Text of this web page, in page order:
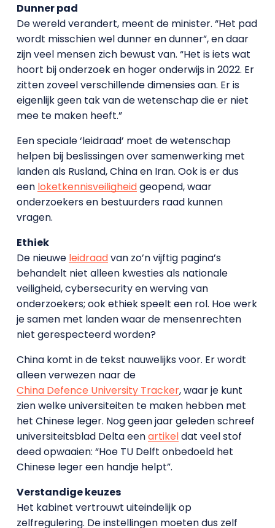
Dunner pad
De wereld verandert, meent de minister. “Het pad
wordt misschien wel dunner en dunner”, en daar
zijn veel mensen zich bewust van. “Het is iets wat
hoort bij onderzoek en hoger onderwijs in 2022. Er
zitten zoveel verschillende dimensies aan. Er is
eigenlijk geen tak van de wetenschap die er niet
mee te maken heeft.”
Een speciale ‘leidraad’ moet de wetenschap
helpen bij beslissingen over samenwerking met
landen als Rusland, China en Iran. Ook is er dus
een loketkennisveiligheidgeopend, waar
onderzoekers en bestuurders raad kunnen
vragen.
Ethiek
De nieuwe leidraadvan zo’n vijftig pagina’s
behandelt niet alleen kwesties als nationale
veiligheid, cybersecurity en werving van
onderzoekers; ook ethiek speelt een rol. Hoe werk
je samen met landen waar de mensenrechten
niet gerespecteerd worden?
China komt in de tekst nauwelijks voor. Er wordt
alleen verwezen naar de
China Defence University Tracker, waar je kunt
zien welke universiteiten te maken hebben met
het Chinese leger. Nog geen jaar geleden schreef
universiteitsblad Delta eenartikeldat veel stof
deed opwaaien: “Hoe TU Delft onbedoeld het
Chinese leger een handje helpt”.
Verstandige keuzes
Het kabinet vertrouwt uiteindelijk op
zelfregulering. De instellingen moeten dus zelf